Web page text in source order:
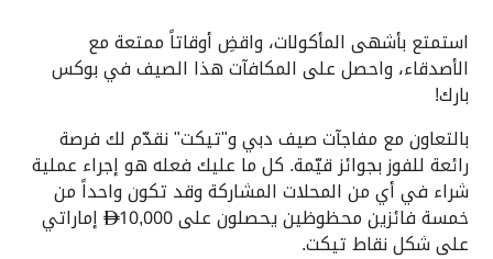
استمتع بأشهى المأكولات، واقضِ أوقاتاً ممتعة مع
الأصدقاء، واحصل على المكافآت هذا الصيف في بوكس
بارك!
بالتعاون مع مفاجآت صيف دبي و"تيكت" نقدّم لك فرصة
رائعة للفوز بجوائز قيّمة. كل ما عليك فعله هو إجراء عملية
شراء في أي من المحلات المشاركة وقد تكون واحداً من
خمسة فائزين محظوظين يحصلون على 10,000 إماراتي
على شكل نقاط تيكت.